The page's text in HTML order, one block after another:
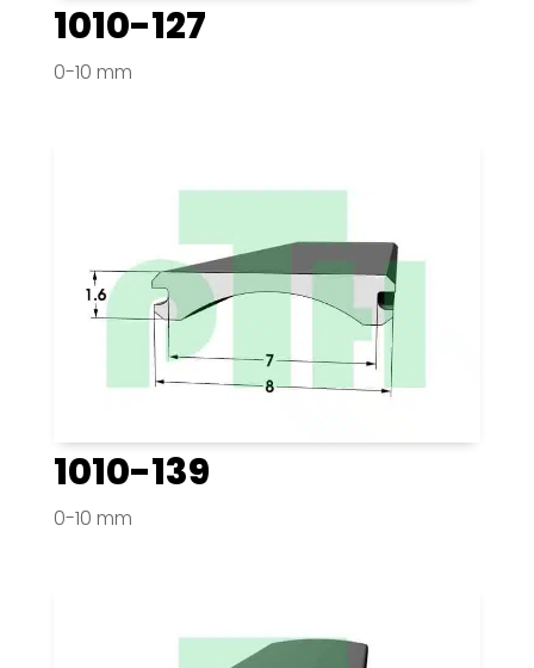
1010-127
0-10 mm
1010-139
0-10 mm